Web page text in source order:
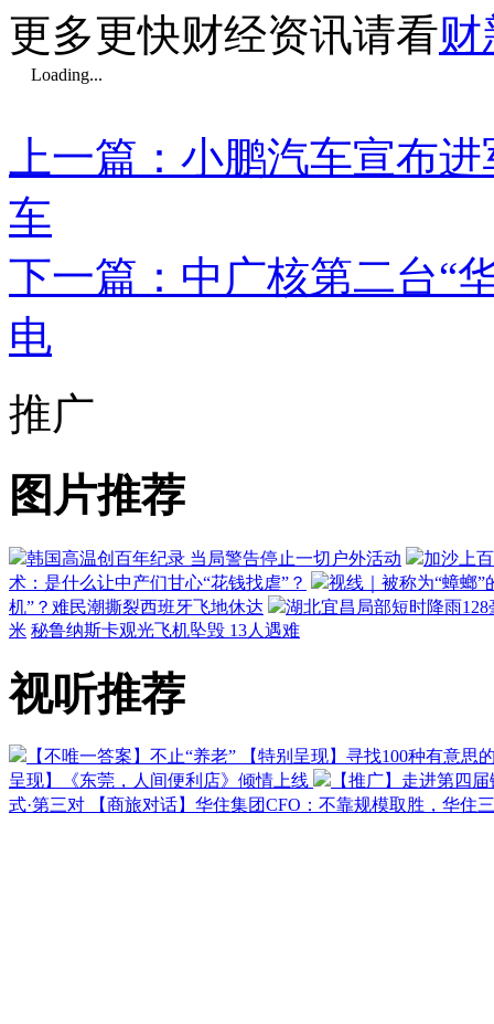
更多更快财经资讯请看财
Loading...
上一篇：小鹏汽车宣布
车
下一篇：中广核第二台“
电
推广
图片推荐
韩国高温创百年纪录 当局警告停止一切户外活动
加沙上
术：是什么让中产们甘心“花钱找虐”？
视线｜被称为“蟑螂
机”？难民潮撕裂西班牙飞地休达
湖北宜昌局部短时降雨
米 秘鲁纳斯卡观光飞机坠毁 13人遇难
视听推荐
【不唯一答案】不止“养老”
【特别呈现】寻找100种有意思
呈现】《东莞，人间便利店》倾情上线
【推广】走进第四
式·第三对
【商旅对话】华住集团CFO：不靠规模取胜，华住